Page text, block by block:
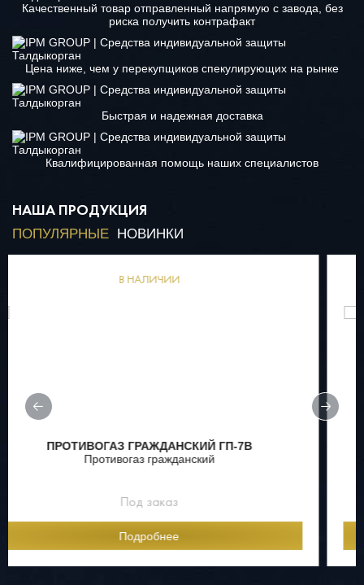
Качественный товар отправленный напрямую с завода, без
риска получить контрафакт
Цена ниже, чем у перекупщиков спекулирующих на рынке
Быстрая и надежная доставка
Квалифицированная помощь наших специалистов
НАША ПРОДУКЦИЯ
ПОПУЛЯРНЫЕ НОВИНКИ
В НАЛИЧИИ
ДУБИНКИ ПУС
Под заказ
Подробнее